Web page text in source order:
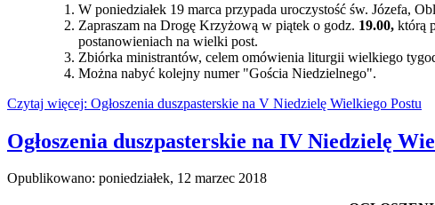
W poniedziałek 19 marca przypada uroczystość św. Józefa,
Zapraszam na Drogę Krzyżową w piątek o godz. 19.00, którą
postanowieniach na wielki post.
Zbiórka ministrantów, celem omówienia liturgii wielkiego
Można nabyć kolejny numer "Gościa Niedzielnego".
Czytaj więcej: Ogłoszenia duszpasterskie na V Niedzielę Wielkiego Postu
Ogłoszenia duszpasterskie na IV Niedzielę
Opublikowano: poniedziałek, 12 marzec 2018